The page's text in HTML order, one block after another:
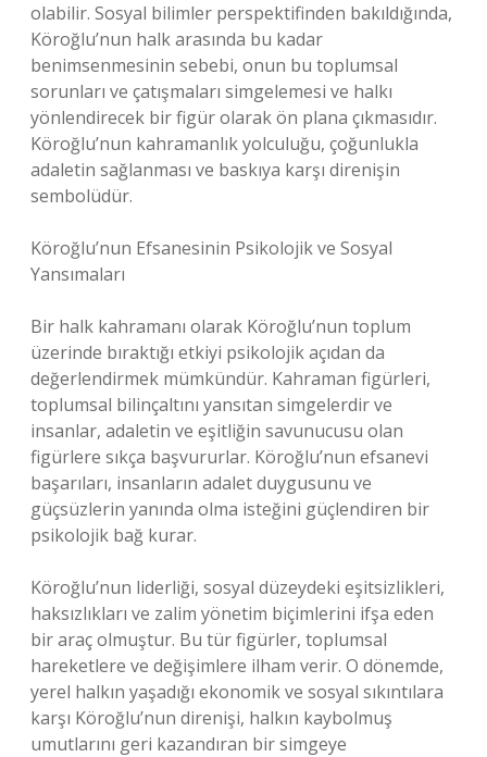
olabilir. Sosyal bilimler perspektifinden bakıldığında,
Köroğlu’nun halk arasında bu kadar
benimsenmesinin sebebi, onun bu toplumsal
sorunları ve çatışmaları simgelemesi ve halkı
yönlendirecek bir figür olarak ön plana çıkmasıdır.
Köroğlu’nun kahramanlık yolculuğu, çoğunlukla
adaletin sağlanması ve baskıya karşı direnişin
sembolüdür.
Köroğlu’nun Efsanesinin Psikolojik ve Sosyal
Yansımaları
Bir halk kahramanı olarak Köroğlu’nun toplum
üzerinde bıraktığı etkiyi psikolojik açıdan da
değerlendirmek mümkündür. Kahraman figürleri,
toplumsal bilinçaltını yansıtan simgelerdir ve
insanlar, adaletin ve eşitliğin savunucusu olan
figürlere sıkça başvururlar. Köroğlu’nun efsanevi
başarıları, insanların adalet duygusunu ve
güçsüzlerin yanında olma isteğini güçlendiren bir
psikolojik bağ kurar.
Köroğlu’nun liderliği, sosyal düzeydeki eşitsizlikleri,
haksızlıkları ve zalim yönetim biçimlerini ifşa eden
bir araç olmuştur. Bu tür figürler, toplumsal
hareketlere ve değişimlere ilham verir. O dönemde,
yerel halkın yaşadığı ekonomik ve sosyal sıkıntılara
karşı Köroğlu’nun direnişi, halkın kaybolmuş
umutlarını geri kazandıran bir simgeye